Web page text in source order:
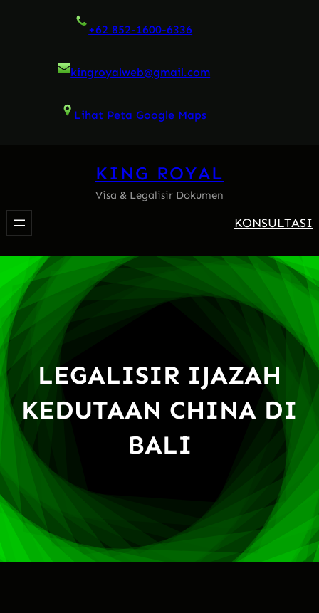
+62 852-1600-6336
kingroyalweb@gmail.com
Lihat Peta Google Maps
KING ROYAL
Visa & Legalisir Dokumen
KONSULTASI
LEGALISIR IJAZAH
KEDUTAAN CHINA DI
BALI